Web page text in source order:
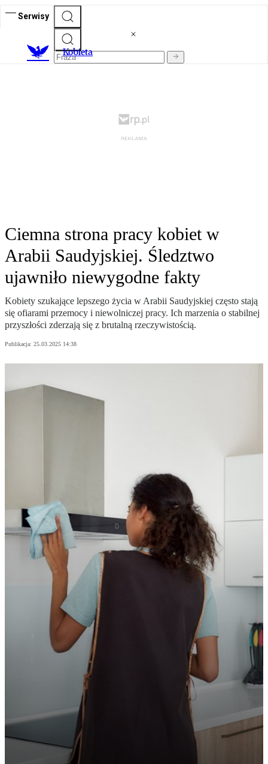
Serwisy
Kobieta
Ciemna strona pracy kobiet w
Arabii Saudyjskiej. Śledztwo
ujawniło niewygodne fakty
Kobiety szukające lepszego życia w Arabii Saudyjskiej często stają
się ofiarami przemocy i niewolniczej pracy. Ich marzenia o stabilnej
przyszłości zderzają się z brutalną rzeczywistością.
Publikacja: 25.03.2025 14:38